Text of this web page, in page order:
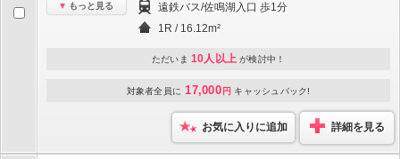
もっと見る
遠鉄バス/佐鳴湖入口 歩1分
1R / 16.12m²
ただいま 10人以上 が検討中！
対象者全員に 17,000 円 キャッシュバック!
お気に入りに追加 詳細を見る